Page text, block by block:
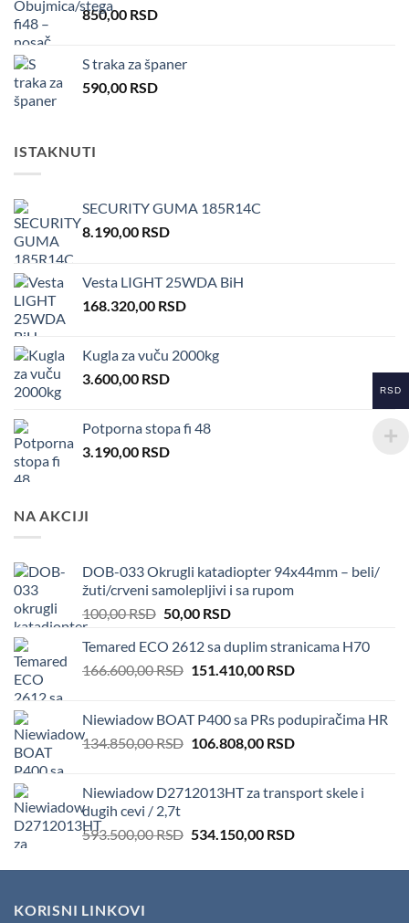
850,00 RSD
S traka za španer
590,00 RSD
ISTAKNUTI
SECURITY GUMA 185R14C
8.190,00 RSD
Vesta LIGHT 25WDA BiH
168.320,00 RSD
Kugla za vuču 2000kg
3.600,00 RSD
Potporna stopa fi 48
3.190,00 RSD
NA AKCIJI
DOB-033 Okrugli katadiopter 94x44mm – beli/
žuti/crveni samolepljivi i sa rupom
100,00RSD Original
was:
100,00 RSD.
50,00 RSDCurrent
is:
50,00 RSD.
Temared ECO 2612 sa duplim stranicama H70
166.600,00RSD Original
166.600,00 RSD.
151.410,00 RSDCurrent
151.410,00 RSD.
Niewiadow BOAT P400 sa PRs podupiračima HR
134.850,00RSD Original
134.850,00 RSD.
106.808,00 RSDCurrent
106.808,00 RSD.
Niewiadow D2712013HT za transport skele i
dugih cevi / 2,7t
593.500,00RSD Original
was:
534.150,00 RSDCurrent
is:
KORISNI LINKOVI
RSD